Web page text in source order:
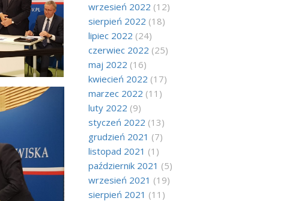
wrzesień 2022 (12)
sierpień 2022 (18)
lipiec 2022 (24)
czerwiec 2022 (25)
maj 2022 (16)
kwiecień 2022 (17)
marzec 2022 (11)
luty 2022 (9)
styczeń 2022 (13)
grudzień 2021 (7)
listopad 2021 (1)
październik 2021 (5)
wrzesień 2021 (19)
sierpień 2021 (11)